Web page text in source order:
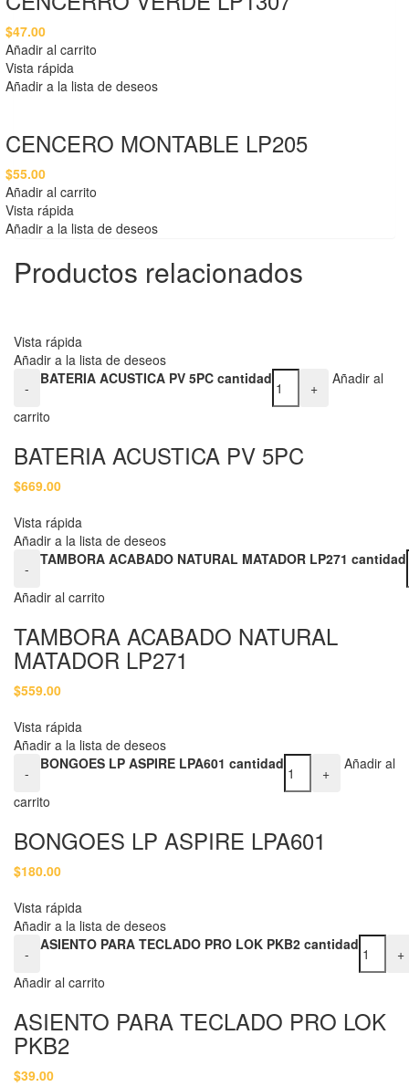
$47.00
Añadir al carrito
Vista rápida
Añadir a la lista de deseos
CENCERO MONTABLE LP205
$55.00
Añadir al carrito
Vista rápida
Añadir a la lista de deseos
Productos relacionados
Vista rápida
Añadir a la lista de deseos
-
BATERIA ACUSTICA PV 5PC cantidad
+
Añadir al
carrito
BATERIA ACUSTICA PV 5PC
$669.00
Vista rápida
Añadir a la lista de deseos
-
TAMBORA ACABADO NATURAL MATADOR LP271 cantidad
Añadir al carrito
TAMBORA ACABADO NATURAL
MATADOR LP271
$559.00
Vista rápida
Añadir a la lista de deseos
-
BONGOES LP ASPIRE LPA601 cantidad
+
Añadir al
carrito
BONGOES LP ASPIRE LPA601
$180.00
Vista rápida
Añadir a la lista de deseos
-
ASIENTO PARA TECLADO PRO LOK PKB2 cantidad
+
Añadir al carrito
ASIENTO PARA TECLADO PRO LOK
PKB2
$39.00